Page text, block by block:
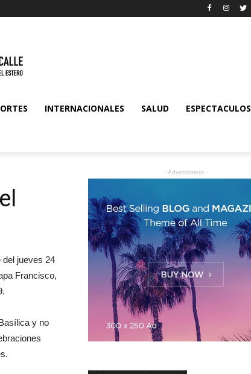
INTERNACIONALES SALUD ESPECTACULOS
del jueves 24
Francisco,
y no
- Advertisment -